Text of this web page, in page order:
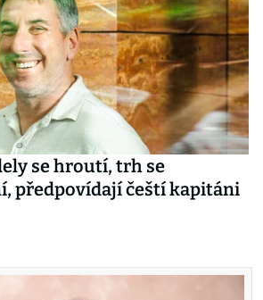
se hroutí, trh se
předpovídají čeští kapitáni